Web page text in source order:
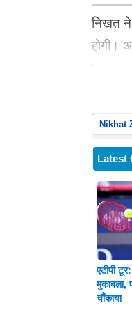
निखत ने
होगी।
होने
Nikhat
Latest
एटीपी
मुकाबला,
चौंकाया